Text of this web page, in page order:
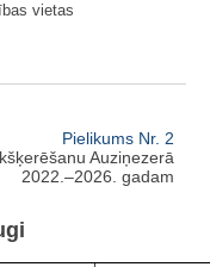
vietas
Pielikums Nr. 2
Auziņezerā
2022.–2026. gadam